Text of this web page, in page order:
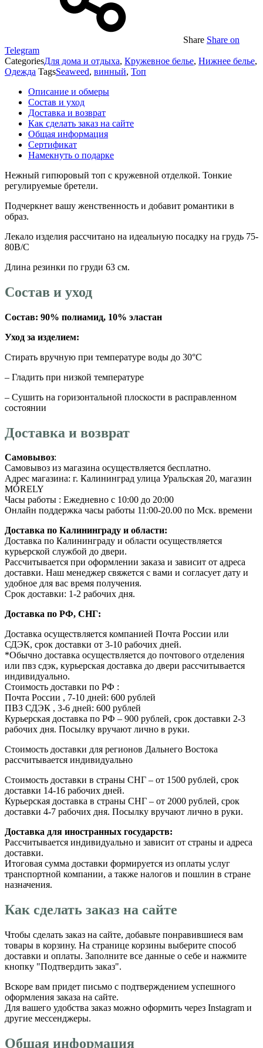
Share Share on
Telegram
CategoriesДля дома и отдыха, Кружевное белье, Нижнее белье,
Одежда TagsSeaweed, винный, Топ
Описание и обмеры
Состав и уход
Доставка и возврат
Как сделать заказ на сайте
Общая информация
Сертификат
Намекнуть о подарке
Нежный гипюровый топ с кружевной отделкой. Тонкие
регулируемые бретели.
Подчеркнет вашу женственность и добавит романтики в
образ.
Лекало изделия рассчитано на идеальную посадку на грудь 75-
80В/С
Длина резинки по груди 63 см.
Состав и уход
Состав: 90% полиамид, 10% эластан
Уход за изделием:
Стирать вручную при температуре воды до 30°C
– Гладить при низкой температуре
– Сушить на горизонтальной плоскости в расправленном
состоянии
Доставка и возврат
Самовывоз:
Самовывоз из магазина осуществляется бесплатно.
Адрес магазина: г. Калининград улица Уральская 20, магазин
MÓRELY
Часы работы : Ежедневно с 10:00 до 20:00
Онлайн поддержка часы работы 11:00-20.00 по Мск. времени
Доставка по Калининграду и области:
Доставка по Калининграду и области осуществляется
курьерской службой до двери.
Рассчитывается при оформлении заказа и зависит от адреса
доставки. Наш менеджер свяжется с вами и согласует дату и
удобное для вас время получения.
Срок доставки: 1-2 рабочих дня.
Доставка по РФ, СНГ:
Доставка осуществляется компанией Почта России или
СДЭК, срок доставки от 3-10 рабочих дней.
*Обычно доставка осуществляется до почтового отделения
или пвз сдэк, курьерская доставка до двери рассчитывается
индивидуально.
Стоимость доставки по РФ :
Почта России , 7-10 дней: 600 рублей
ПВЗ СДЭК , 3-6 дней: 600 рублей
Курьерская доставка по РФ – 900 рублей, срок доставки 2-3
рабочих дня. Посылку вручают лично в руки.
Стоимость доставки для регионов Дальнего Востока
рассчитывается индивидуально
Стоимость доставки в страны СНГ – от 1500 рублей, срок
доставки 14-16 рабочих дней.
Курьерская доставка в страны СНГ – от 2000 рублей, срок
доставки 4-7 рабочих дня. Посылку вручают лично в руки.
Доставка для иностранных государств:
Рассчитывается индивидуально и зависит от страны и адреса
доставки.
Итоговая сумма доставки формируется из оплаты услуг
транспортной компании, а также налогов и пошлин в стране
назначения.
Как сделать заказ на сайте
Чтобы сделать заказ на сайте, добавьте понравившиеся вам
товары в корзину. На странице корзины выберите способ
доставки и оплаты. Заполните все данные о себе и нажмите
кнопку "Подтвердить заказ".
Вскоре вам придет письмо с подтверждением успешного
оформления заказа на сайте.
Для вашего удобства заказ можно оформить через Instagram и
другие мессенджеры.
Общая информация